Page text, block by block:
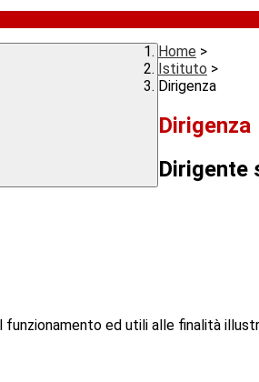
Home >
Istituto >
Dirigenza
Dirigenza
Dirigente
ed utili alle finalità